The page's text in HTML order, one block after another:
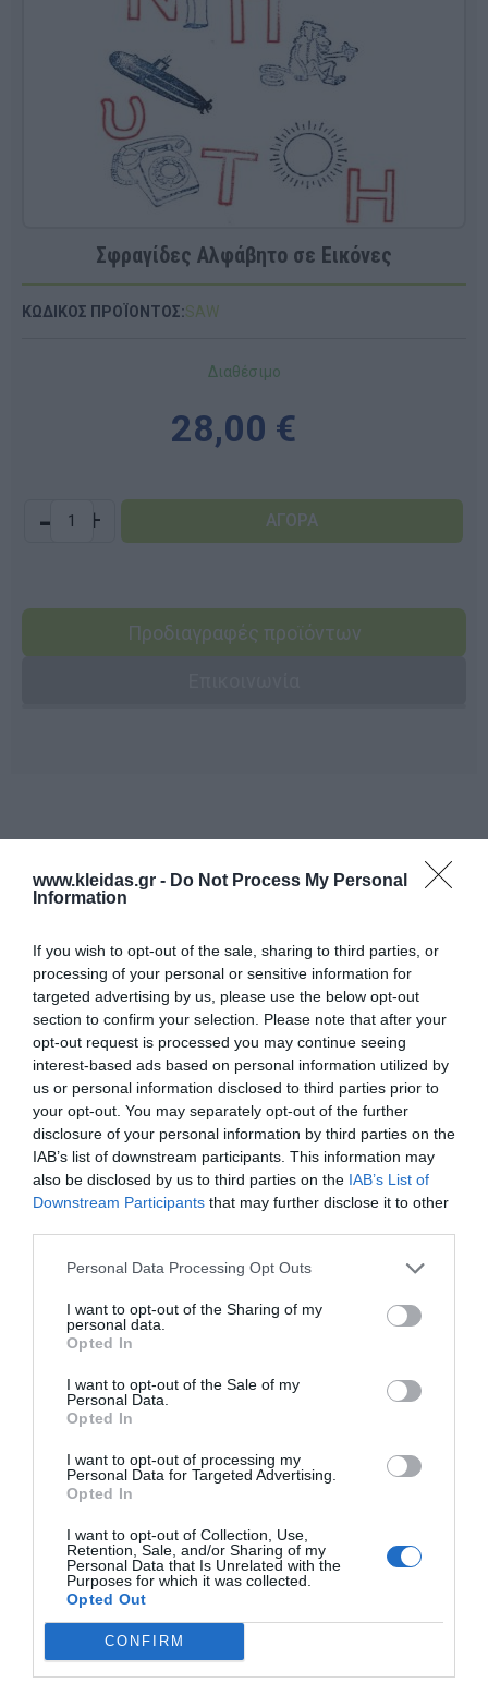
www.kleidas.gr - Do Not Process My Personal
Information
If you wish to opt-out of the sale, sharing to third parties, or
processing of your personal or sensitive information for
targeted advertising by us, please use the below opt-out
section to confirm your selection. Please note that after your
opt-out request is processed you may continue seeing
interest-based ads based on personal information utilized by
us or personal information disclosed to third parties prior to
your opt-out. You may separately opt-out of the further
disclosure of your personal information by third parties on the
IAB’s list of downstream participants. This information may
also be disclosed by us to third parties on the IAB’s List of
Downstream Participants that may further disclose it to other
Personal Data Processing Opt Outs
I want to opt-out of the Sharing of my
personal data.
Opted In
I want to opt-out of the Sale of my
Personal Data.
Opted In
I want to opt-out of processing my
Personal Data for Targeted Advertising.
Opted In
I want to opt-out of Collection, Use,
Retention, Sale, and/or Sharing of my
Personal Data that Is Unrelated with the
Purposes for which it was collected.
Opted Out
CONFIRM
Σφραγίδες Αλφάβητο σε Εικόνες
ΚΩΔΙΚΟΣ ΠΡΟΪΟΝΤΟΣ:SAW
Διαθέσιμο
28,00 €
- +
Προδιαγραφές προϊόντων
530485 Heutink - Σφραγίδες
Φρούτα με Εργονομική Λαβή
(Σετ 6)
15,00 €